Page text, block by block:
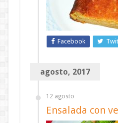
Facebook
agosto, 2017
12 agosto
Ensalada con